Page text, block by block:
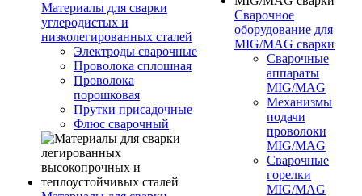
Материалы для сварки
углеродистых и
низколегированных сталей
Электроды сварочные
Проволока сплошная
Проволока
порошковая
Прутки присадочные
Флюс сварочный
Сварочное
оборудование для
MIG/MAG сварки
Сварочные
аппараты
MIG/MAG
Механизмы
подачи
проволоки
MIG/MAG
Сварочные
горелки
MIG/MAG